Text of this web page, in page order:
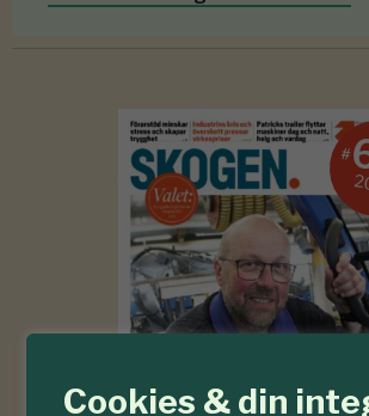
Cookies & din
#